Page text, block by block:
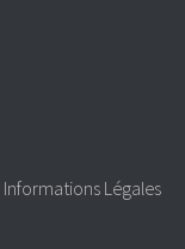
Informations Légales